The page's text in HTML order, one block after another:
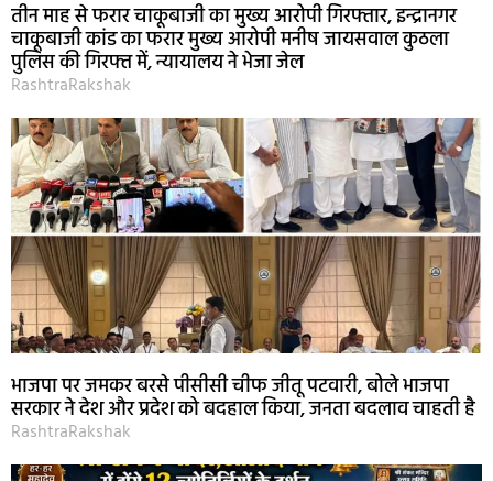
तीन माह से फरार चाकूबाजी का मुख्य आरोपी गिरफ्तार, इन्द्रानगर
चाकूबाजी कांड का फरार मुख्य आरोपी मनीष जायसवाल कुठला
पुलिस की गिरफ्त में, न्यायालय ने भेजा जेल
RashtraRakshak
भाजपा पर जमकर बरसे पीसीसी चीफ जीतू पटवारी, बोले भाजपा
सरकार ने देश और प्रदेश को बदहाल किया, जनता बदलाव चाहती है
RashtraRakshak